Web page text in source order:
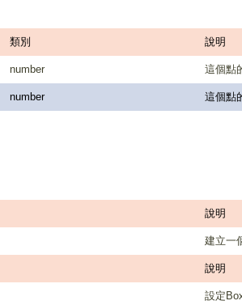
類別 說明
number 這個點
number 這個點
說明
建立一
說明
設定